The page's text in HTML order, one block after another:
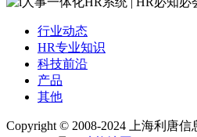
行业动态
HR专业知识
科技前沿
产品
其他
Copyright © 2008-2024 上海利唐